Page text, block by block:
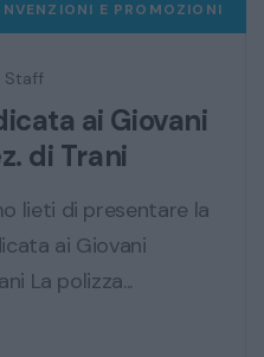
E PROMOZIONI
Staff
ai Giovani
di Trani
lieti di presentare la
ai Giovani
La polizza...